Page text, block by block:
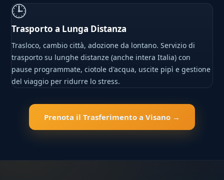
🕒
Trasporto a Lunga Distanza
Trasloco, cambio città, adozione da lontano. Servizio di
trasporto su lunghe distanze (anche intera Italia) con
pause programmate, ciotole d'acqua, uscite pipì e gestione
del viaggio per ridurre lo stress.
Prenota il Trasferimento a Visano →